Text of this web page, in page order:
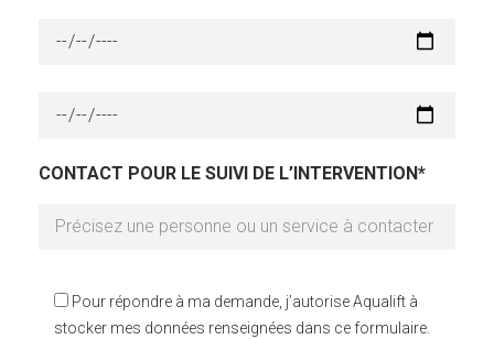
CONTACT POUR LE SUIVI DE L’INTERVENTION*
Pour répondre à ma demande, j’autorise Aqualift à
stocker mes données renseignées dans ce formulaire.